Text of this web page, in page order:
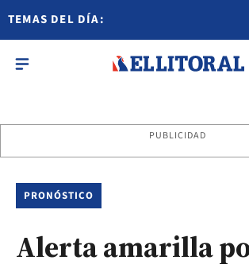
TEMAS DEL DÍA:
PUBLICIDAD
PRONÓSTICO
Alerta amarilla